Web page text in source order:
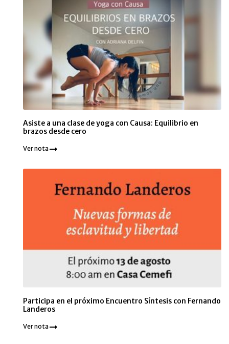
Asiste a una clase de yoga con Causa: Equilibrio en
brazos desde cero
Ver nota
Participa en el próximo Encuentro Síntesis con Fernando
Landeros
Ver nota